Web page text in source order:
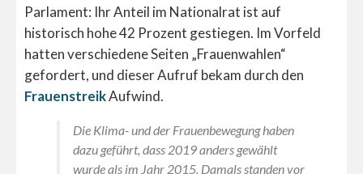
Parlament: Ihr Anteil im Nationalrat ist auf
historisch hohe 42 Prozent gestiegen. Im Vorfeld
hatten verschiedene Seiten „Frauenwahlen“
gefordert, und dieser Aufruf bekam durch den
FrauenstreikAufwind.
Die Klima- und der Frauenbewegung haben
dazu geführt, dass 2019 anders gewählt
wurde als im Jahr 2015. Damals standen vor